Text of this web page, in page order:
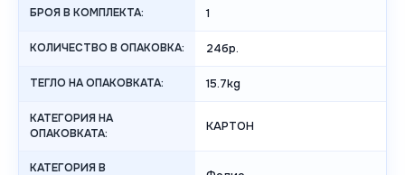
БРОЯ В КОМПЛЕКТА: 1
КОЛИЧЕСТВО В ОПАКОВКА: 24бр.
ТЕГЛО НА ОПАКОВКАТА: 15.7kg
КАТЕГОРИЯ НА
ОПАКОВКАТА:
КАРТОН
КАТЕГОРИЯ В